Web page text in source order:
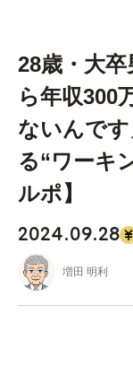
28歳・大
ら年収300
ないんで
る“ワーキ
ルポ】
2024.09.28
増田 明利